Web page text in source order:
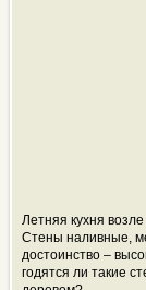
Летняя кухня
Стены наливные,
достоинство –
годятся ли такие